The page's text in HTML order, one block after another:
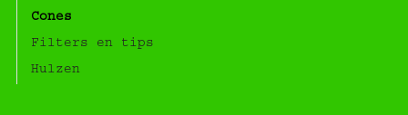
Cones
Filters en tips
Hulzen